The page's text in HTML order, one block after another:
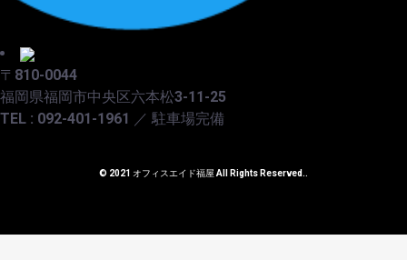
〒810-0044
福岡県福岡市中央区六本松3-11-25
TEL : 092-401-1961 ／ 駐車場完備
© 2021 オフィスエイド福屋 All Rights Reserved..